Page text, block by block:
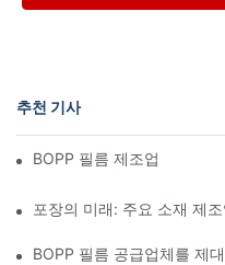
추천 기사
BOPP 필름 제조업체: 연성
포장의 미래: 주요 소재 제
BOPP 필름 공급업체를 제